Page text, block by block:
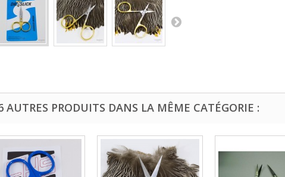
AUTRES PRODUITS DANS LA MÊME CATÉGORIE :